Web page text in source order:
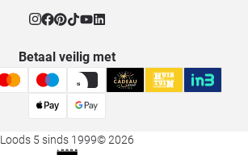
Betaal veilig met
Loods 5 sinds 1999© 2026